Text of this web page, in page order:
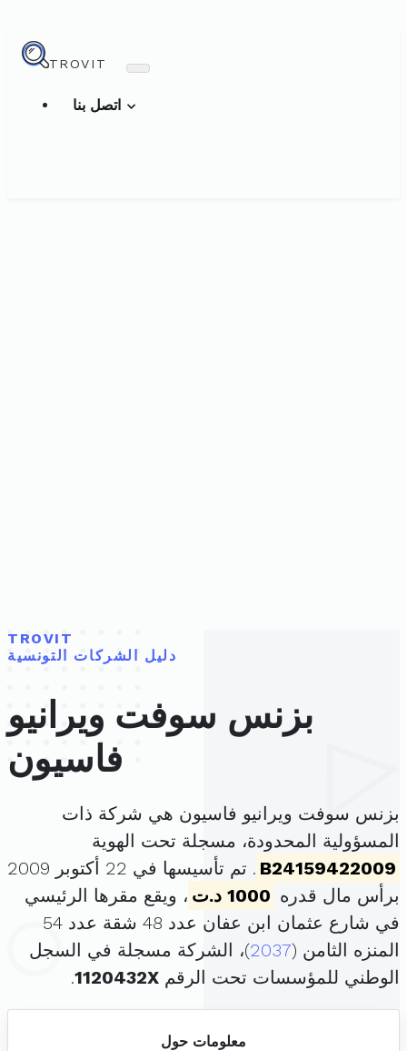
TROVIT
TROVIT
دليل الشركات التونسية
بزنس سوفت ويرانيو
فاسيون
بزنس سوفت ويرانيو فاسيون هي شركة ذات
المسؤولية المحدودة، مسجلة تحت الهوية
B24159422009
. تم تأسيسها في 22 أكتوبر 2009
برأس مال قدره 1000 د.ت
، ويقع مقرها الرئيسي
في شارع عثمان ابن عفان عدد 48 شقة عدد 54
المنزه الثامن (2037)، الشركة مسجلة في السجل
الوطني للمؤسسات تحت الرقم 1120432X
.
معلومات حول